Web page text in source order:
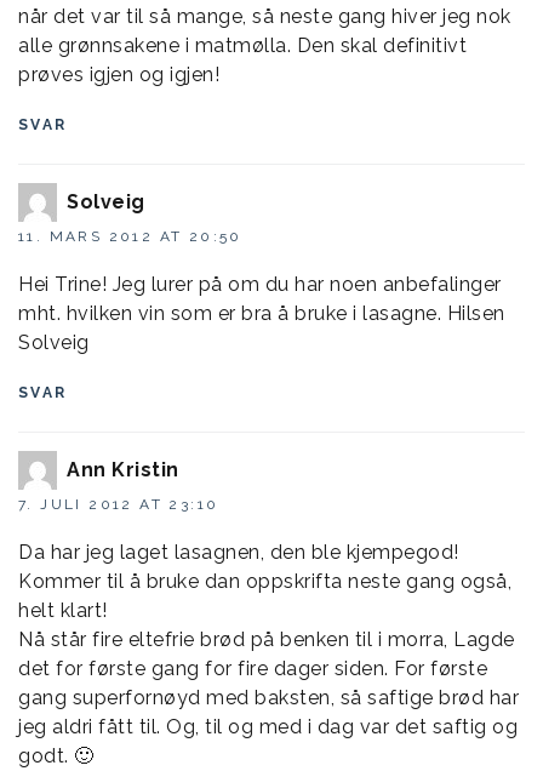
når det var til så mange, så neste gang hiver jeg nok
alle grønnsakene i matmølla. Den skal definitivt
prøves igjen og igjen!
SVAR
Solveig
11. MARS 2012 AT 20:50
Hei Trine! Jeg lurer på om du har noen anbefalinger
mht. hvilken vin som er bra å bruke i lasagne. Hilsen
Solveig
SVAR
Ann Kristin
7. JULI 2012 AT 23:10
Da har jeg laget lasagnen, den ble kjempegod!
Kommer til å bruke dan oppskrifta neste gang også,
helt klart!
Nå står fire eltefrie brød på benken til i morra, Lagde
det for første gang for fire dager siden. For første
gang superfornøyd med baksten, så saftige brød har
jeg aldri fått til. Og, til og med i dag var det saftig og
godt. 🙂